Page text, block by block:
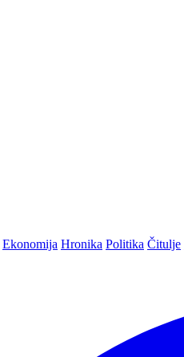
Ekonomija Hronika Politika Čitulje